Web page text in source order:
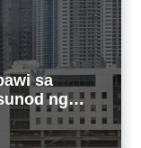
sa
ng
war,